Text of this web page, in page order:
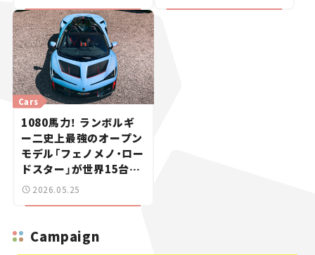
Cars
1080馬力！ ランボルギ
ー二史上最強のオープン
モデル「フェノメノ・ロー
ドスター」が世界15台限
定で登場【新車ニュース】
2026.05.25
Campaign